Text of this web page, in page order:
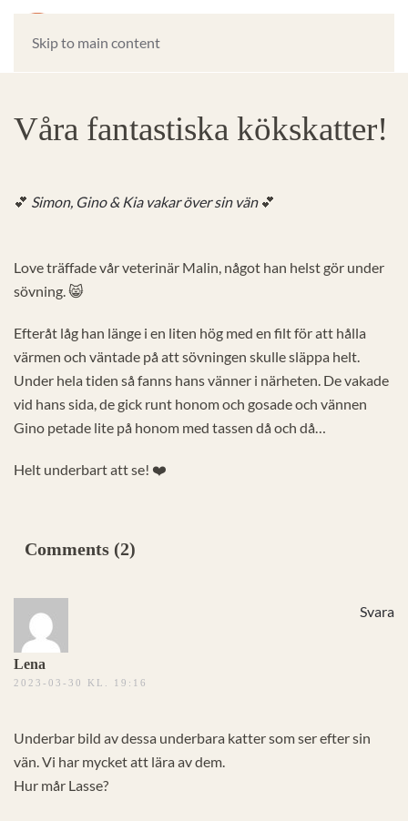
Skip to main content
Våra fantastiska kökskatter!
💕 Simon, Gino & Kia vakar över sin vän 💕
Love träffade vår veterinär Malin, något han helst gör under
sövning. 😸
Efteråt låg han länge i en liten hög med en filt för att hålla
värmen och väntade på att sövningen skulle släppa helt.
Under hela tiden så fanns hans vänner i närheten. De vakade
vid hans sida, de gick runt honom och gosade och vännen
Gino petade lite på honom med tassen då och då…
Helt underbart att se! ❤️
Comments (2)
Lena
2023-03-30 KL. 19:16
Svara
Underbar bild av dessa underbara katter som ser efter sin
vän. Vi har mycket att lära av dem.
Hur mår Lasse?